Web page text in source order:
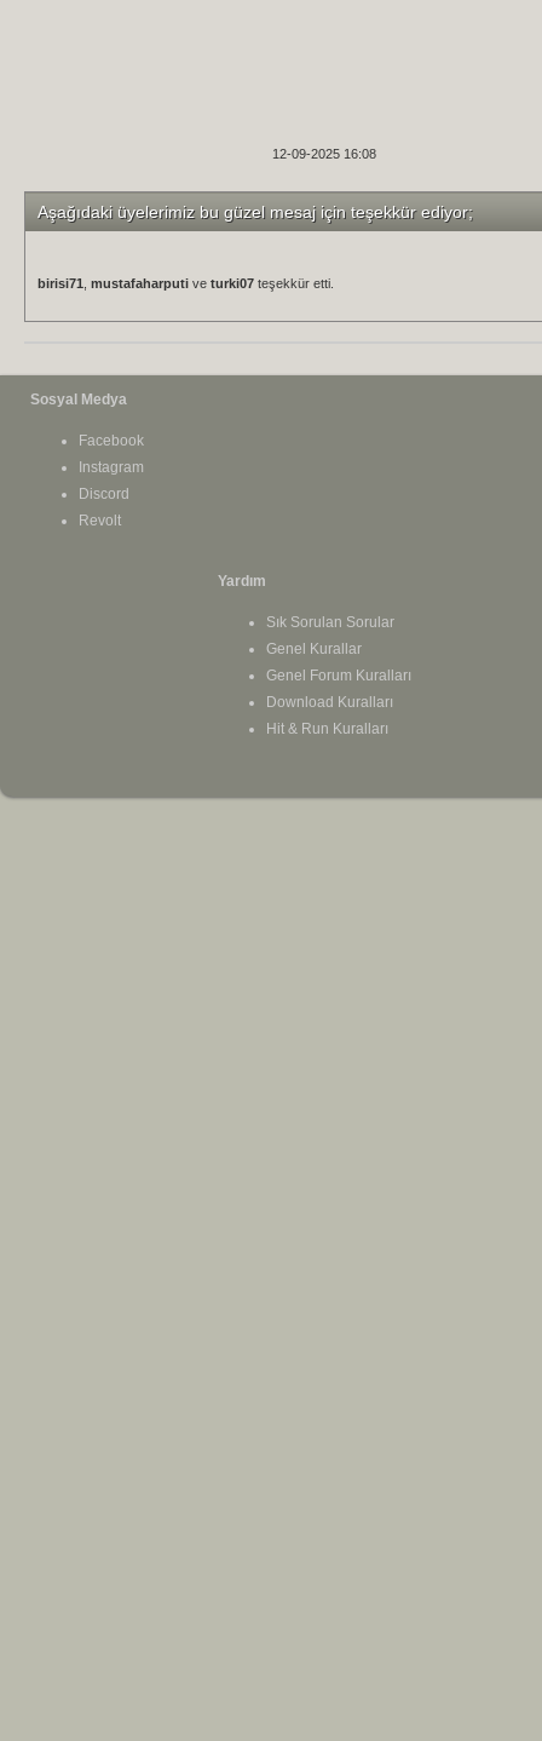
12-09-2025 16:08
Aşağıdaki üyelerimiz bu güzel mesaj için teşekkür ediyor;
birisi71 mustafaharputi ve turki07 teşekkür etti.
Sosyal Medya
Facebook
Instagram
Discord
Revolt
Yardım
Sık Sorulan Sorular
Genel Kurallar
Genel Forum Kuralları
Download Kuralları
Hit & Run Kuralları